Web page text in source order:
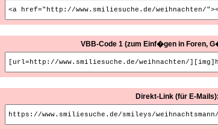
VBB-Code 1 (zum Einf�gen in Foren,
Direkt-Link (für E-Mails):